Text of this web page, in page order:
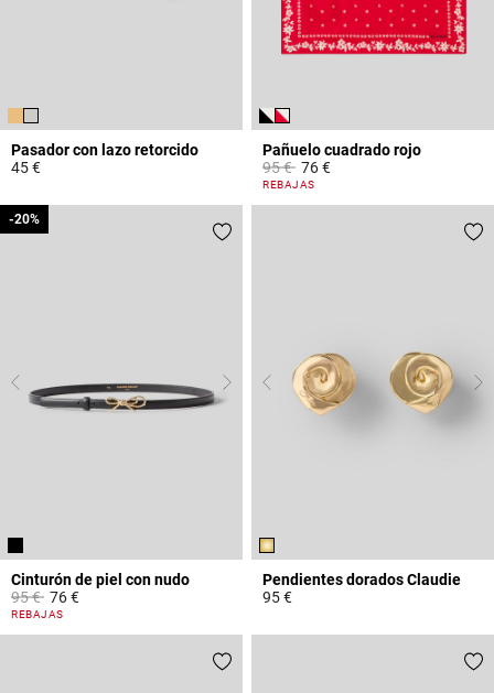
Pasador con lazo retorcido
45 €
Pañuelo cuadrado rojo
Price reduced from
95 €to76 €
4,8 out of 5 Customer Rating
REBAJAS
Cinturón de piel con nudo
Price reduced from
95 €to
-20%
76 €
5 out of 5 Customer Rating
REBAJAS
-20%
Pendientes dorados Claudie
95 €